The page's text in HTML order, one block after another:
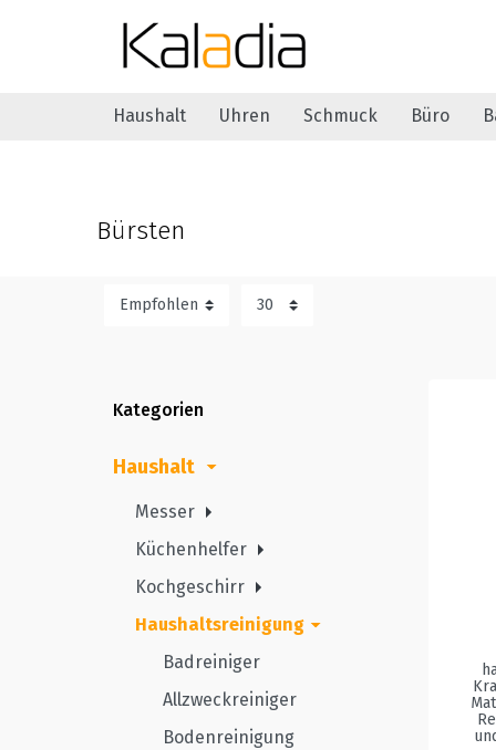
Haushalt Uhren Schmuck Büro
Bürsten
Kategorien
Haushalt
Messer
Küchenhelfer
Kochgeschirr
Haushaltsreinigung
Badreiniger
Allzweckreiniger
Bodenreinigung